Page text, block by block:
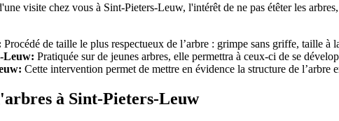
visite chez vous à Sint-Pieters-Leuw, l'intérêt de ne pas étêter les
Procédé de taille le plus respectueux de l’arbre : grimpe sans griffe, taille
Leuw: Pratiquée sur de jeunes arbres, elle permettra à ceux-ci de se
Cette intervention permet de mettre en évidence la structure de l’arbre
à Sint-Pieters-Leuw